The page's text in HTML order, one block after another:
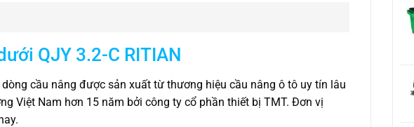
QJY 3.2-C RITIAN
dòng cầu nâng được sản xuất từ thương hiệu cầu nâng ô tô uy tín lâu
Việt Nam hơn 15 năm bởi công ty cổ phần thiết bị TMT. Đơn vị